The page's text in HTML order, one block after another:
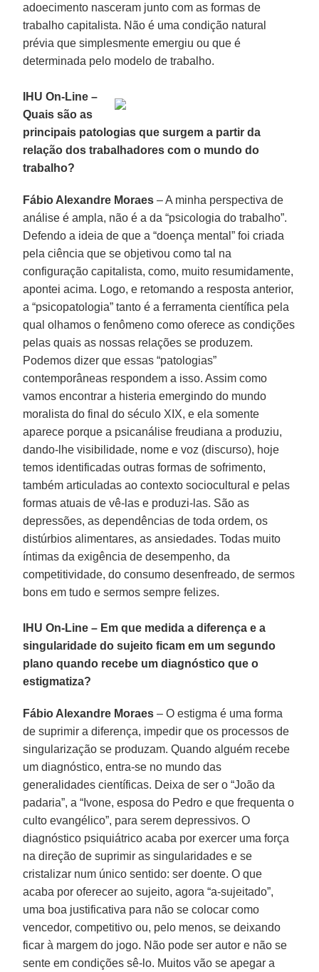
adoecimento nasceram junto com as formas de
trabalho capitalista. Não é uma condição natural
prévia que simplesmente emergiu ou que é
determinada pelo modelo de trabalho.
IHU On-Line –
Quais são as
principais patologias que surgem a partir da
relação dos trabalhadores com o mundo do
trabalho?
Fábio Alexandre Moraes – A minha perspectiva de
análise é ampla, não é a da “psicologia do trabalho”.
Defendo a ideia de que a “doença mental” foi criada
pela ciência que se objetivou como tal na
configuração capitalista, como, muito resumidamente,
apontei acima. Logo, e retomando a resposta anterior,
a “psicopatologia” tanto é a ferramenta científica pela
qual olhamos o fenômeno como oferece as condições
pelas quais as nossas relações se produzem.
Podemos dizer que essas “patologias”
contemporâneas respondem a isso. Assim como
vamos encontrar a histeria emergindo do mundo
moralista do final do século XIX, e ela somente
aparece porque a psicanálise freudiana a produziu,
dando-lhe visibilidade, nome e voz (discurso), hoje
temos identificadas outras formas de sofrimento,
também articuladas ao contexto sociocultural e pelas
formas atuais de vê-las e produzi-las. São as
depressões, as dependências de toda ordem, os
distúrbios alimentares, as ansiedades. Todas muito
íntimas da exigência de desempenho, da
competitividade, do consumo desenfreado, de sermos
bons em tudo e sermos sempre felizes.
IHU On-Line – Em que medida a diferença e a
singularidade do sujeito ficam em um segundo
plano quando recebe um diagnóstico que o
estigmatiza?
Fábio Alexandre Moraes – O estigma é uma forma
de suprimir a diferença, impedir que os processos de
singularização se produzam. Quando alguém recebe
um diagnóstico, entra-se no mundo das
generalidades científicas. Deixa de ser o “João da
padaria”, a “Ivone, esposa do Pedro e que frequenta o
culto evangélico”, para serem depressivos. O
diagnóstico psiquiátrico acaba por exercer uma força
na direção de suprimir as singularidades e se
cristalizar num único sentido: ser doente. O que
acaba por oferecer ao sujeito, agora “a-sujeitado”,
uma boa justificativa para não se colocar como
vencedor, competitivo ou, pelo menos, se deixando
ficar à margem do jogo. Não pode ser autor e não se
sente em condições sê-lo. Muitos vão se apegar a